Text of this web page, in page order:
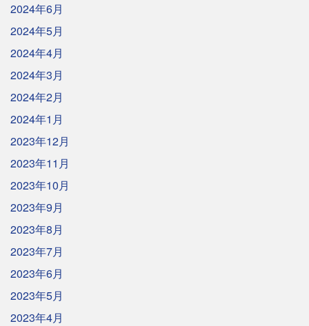
2024年6月
2024年5月
2024年4月
2024年3月
2024年2月
2024年1月
2023年12月
2023年11月
2023年10月
2023年9月
2023年8月
2023年7月
2023年6月
2023年5月
2023年4月